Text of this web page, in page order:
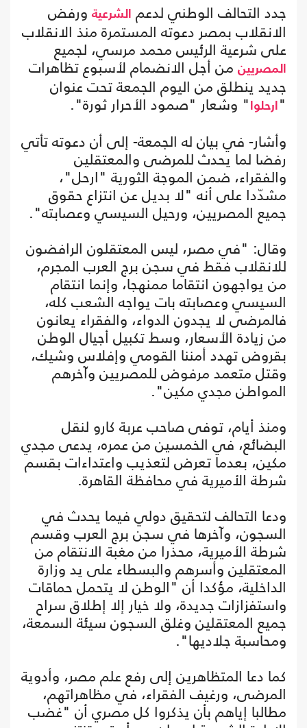
جدد التحالف الوطني لدعم الشرعية ورفض
الانقلاب بمصر دعوته المستمرة منذ الانقلاب
على شرعية الرئيس محمد مرسي، لجميع
المصريين من أجل الانضمام لأسبوع تظاهرات
جديد ينطلق من اليوم الجمعة تحت عنوان
" ارحلوا " وشعار "صمود الأحرار ثورة".
وأشار- في بيان له الجمعة- إلى أن دعوته تأتي
رفضا لما يحدث للمرضى والمعتقلين
والفقراء، ضمن الموجة الثورية "ارحل"،
مشدّدا على أنه "لا بديل عن انتزاع حقوق
جميع المصريين، ورحيل السيسي وعصابته".
وقال: "في مصر، ليس المعتقلون الرافضون
للانقلاب فقط في سجن برج العرب المجرم،
من يواجهون انتقاما ممنهجا، وإنما انتقام
السيسي وعصابته بات يواجه الشعب كله،
فالمرضى لا يجدون الدواء، والفقراء يعانون
من زيادة الأسعار، وسط تكبيل أجيال الوطن
بقروض تهدد أمننا القومي وإفلاس وشيك،
وقتل متعمد مرفوض للمصريين وآخرهم
المواطن مجدي مكين".
ومنذ أيام، توفى صاحب عربة كارو لنقل
البضائع، في الخمسين من عمره، يدعى مجدي
مكين، بعدما تعرض لتعذيب واعتداءات بقسم
شرطة الأميرية في محافظة القاهرة.
ودعا التحالف لتحقيق دولي فيما يحدث في
السجون، وآخرها في سجن برج العرب وقسم
شرطة الأميرية، محذرا من مغبة الانتقام من
المعتقلين وأسرهم والبسطاء على يد وزارة
الداخلية، مؤكدا أن "الوطن لا يتحمل حماقات
واستفزازات جديدة، ولا خيار إلا إطلاق سراح
جميع المعتقلين وغلق السجون سيئة السمعة،
ومحاسبة جلاديها".
كما دعا المتظاهرين إلى رفع علم مصر، وأدوية
المرضى، ورغيف الفقراء، في مظاهراتهم،
مطالبا إياهم بأن يذكروا كل مصري أن "غضب